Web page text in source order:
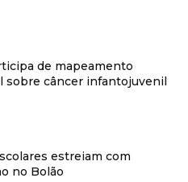
de mapeamento
sobre câncer infantojuvenil
estreiam com
no Bolão